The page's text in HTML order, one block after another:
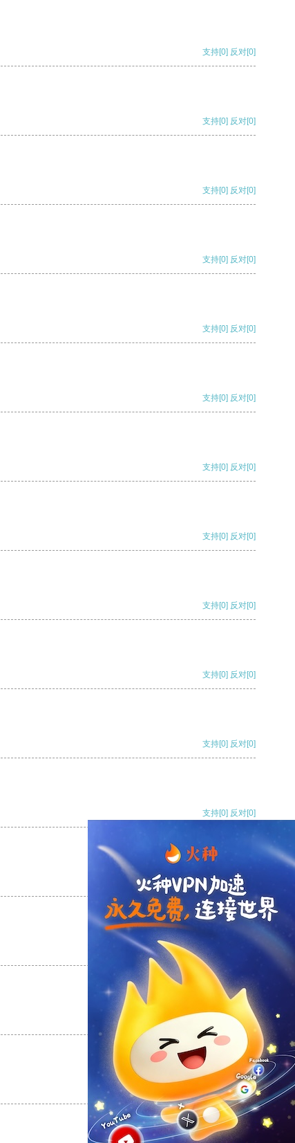
支持[0] 反对[0]
支持[0] 反对[0]
支持[0] 反对[0]
支持[0] 反对[0]
支持[0] 反对[0]
支持[0] 反对[0]
支持[0] 反对[0]
支持[0] 反对[0]
支持[0] 反对[0]
支持[0] 反对[0]
支持[0] 反对[0]
支持[0] 反对[0]
支持[0] 反对
支持
反对 [0]
支持[0] 反对[0]